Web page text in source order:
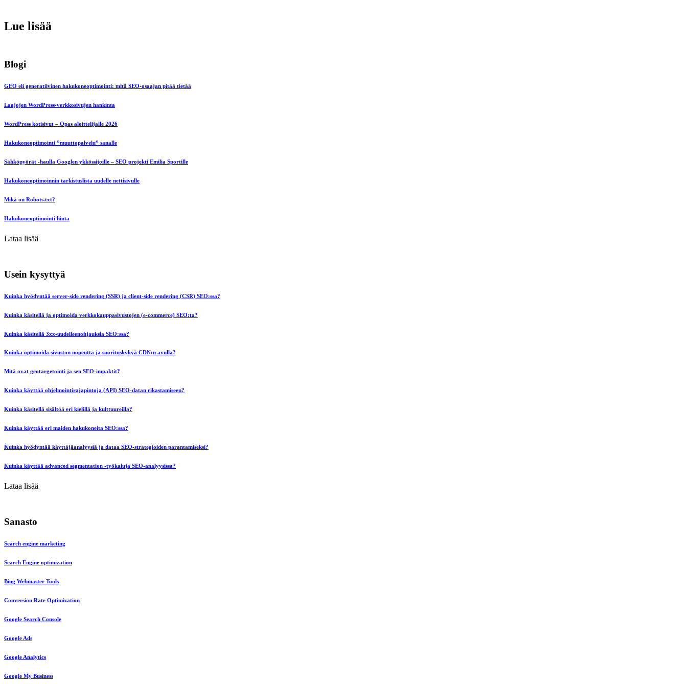
Lue lisää
Blogi
GEO eli generatiivinen hakukoneoptimointi: mitä SEO-osaajan pitää tietää
Laajojen WordPress-verkkosivujen hankinta
WordPress kotisivut – Opas aloittelijalle 2026
Hakukoneoptimointi ”muuttopalvelu” sanalle
Sähköpyörät -haulla Googlen ykkössijoille – SEO projekti Emilia Sportille
Hakukoneoptimoinnin tarkistuslista uudelle nettisivulle
Mikä on Robots.txt?
Hakukoneoptimointi hinta
Lataa lisää
Usein kysyttyä
Kuinka hyödyntää server-side rendering (SSR) ja client-side rendering (CSR) SEO:ssa?
Kuinka käsitellä ja optimoida verkkokauppasivustojen (e-commerce) SEO:ta?
Kuinka käsitellä 3xx-uudelleenohjauksia SEO:ssa?
Kuinka optimoida sivuston nopeutta ja suorituskykyä CDN:n avulla?
Mitä ovat geotargetointi ja sen SEO-impaktit?
Kuinka käyttää ohjelmointirajapintoja (API) SEO-datan rikastamiseen?
Kuinka käsitellä sisältöä eri kielillä ja kulttuureilla?
Kuinka käyttää eri maiden hakukoneita SEO:ssa?
Kuinka hyödyntää käyttäjäanalyysiä ja dataa SEO-strategioiden parantamiseksi?
Kuinka käyttää advanced segmentation -työkaluja SEO-analyysissa?
Lataa lisää
Sanasto
Search engine marketing
Search Engine optimization
Bing Webmaster Tools
Conversion Rate Optimization
Google Search Console
Google Ads
Google Analytics
Google My Business